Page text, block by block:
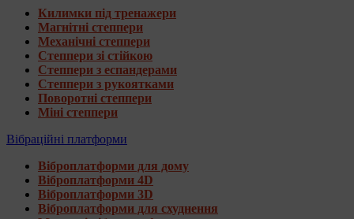
Килимки під тренажери
Магнітні степпери
Механічні степпери
Степпери зі стійкою
Степпери з еспандерами
Степпери з рукоятками
Поворотні степпери
Міні степпери
Вібраційні платформи
Віброплатформи для дому
Віброплатформи 4D
Віброплатформи 3D
Віброплатформи для схуднення